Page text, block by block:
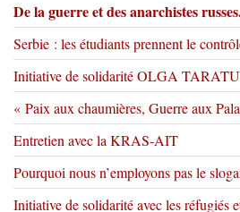
De la guerre et des anarchistes
Serbie : les étudiants prennent le
Initiative de solidarité OLGA
« Paix aux chaumières, Guerre aux
Entretien avec la KRAS-AIT
Pourquoi nous n’employons pas le
Initiative de solidarité avec les réfugiés